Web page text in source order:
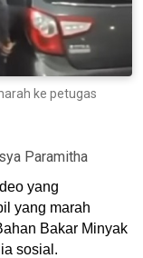
ke petugas
Paramitha
yang
yang marah
Bakar Minyak
sosial.